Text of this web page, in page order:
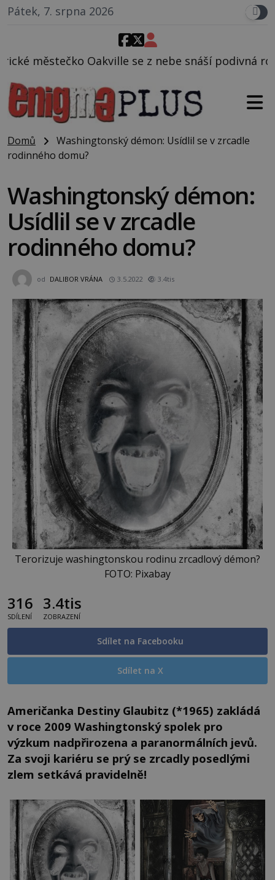
Pátek, 7. srpna 2026
se z nebe snáší podivná rosolovitá látka
Domů
Washingtonský démon: Usídlil se v zrcadle
rodinného domu?
Washingtonský démon:
Usídlil se v zrcadle
rodinného domu?
od DALIBOR VRÁNA 3.5.2022 3.4tis
Terorizuje washingtonskou rodinu zrcadlový démon?
FOTO: Pixabay
316
SDÍLENÍ
3.4tis
ZOBRAZENÍ
Sdílet na Facebooku
Sdílet na X
Američanka Destiny Glaubitz (*1965) zakládá
v roce 2009 Washingtonský spolek pro
výzkum nadpřirozena a paranormálních jevů.
Za svoji kariéru se prý se zrcadly posedlými
zlem setkává pravidelně!